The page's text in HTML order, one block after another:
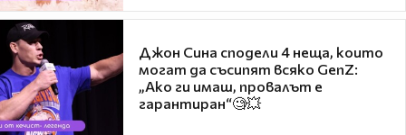
Джон Сина сподели 4 неща, които
могат да съсипят всяко GenZ:
„Ако ги имаш, провалът е
гарантиран“🧐💥